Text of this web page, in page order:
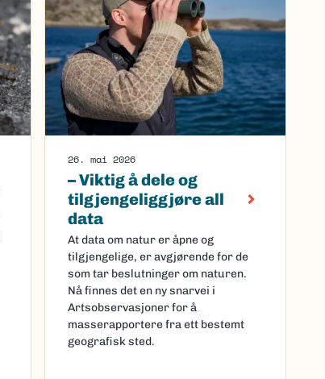
26. mai 2026
– Viktig å dele og
tilgjengeliggjøre all
data
At data om natur er åpne og
tilgjengelige, er avgjørende for de
som tar beslutninger om naturen.
Nå finnes det en ny snarvei i
Artsobservasjoner for å
masserapportere fra ett bestemt
geografisk sted.